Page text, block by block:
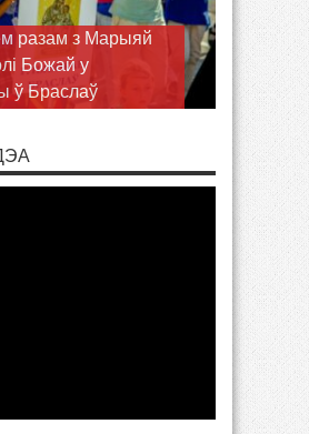
разам з Марыяй
Божай у
ў Браслаў